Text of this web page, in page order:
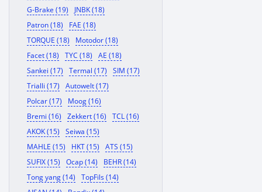
G-Brake (19)
JNBK (18)
Patron (18)
FAE (18)
TORQUE (18)
Motodor (18)
Facet (18)
TYC (18)
AE (18)
Sankei (17)
Termal (17)
SIM (17)
Trialli (17)
Autowelt (17)
Polcar (17)
Moog (16)
Bremi (16)
Zekkert (16)
TCL (16)
AKOK (15)
Seiwa (15)
MAHLE (15)
HKT (15)
ATS (15)
SUFIX (15)
Ocap (14)
BEHR (14)
Tong yang (14)
TopFils (14)